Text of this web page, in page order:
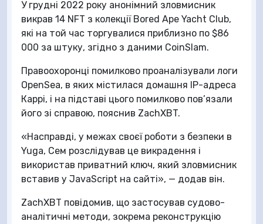
У грудні 2022 року анонімний зловмисник
викрав 14 NFT з колекції Bored Ape Yacht Club,
які на той час торгувалися приблизно по $86
000 за штуку, згідно з даними CoinSlam.
Правоохоронці помилково проаналізували логи
OpenSea, в яких містилася домашня IP-адреса
Каррі, і на підставі цього помилково пов’язали
його зі справою, пояснив ZachXBT.
«Насправді, у межах своєї роботи з безпеки в
Yuga, Сем розслідував це викрадення і
використав приватний ключ, який зловмисник
вставив у JavaScript на сайті», — додав він.
ZachXBT повідомив, що застосував судово-
аналітичні методи, зокрема реконструкцію